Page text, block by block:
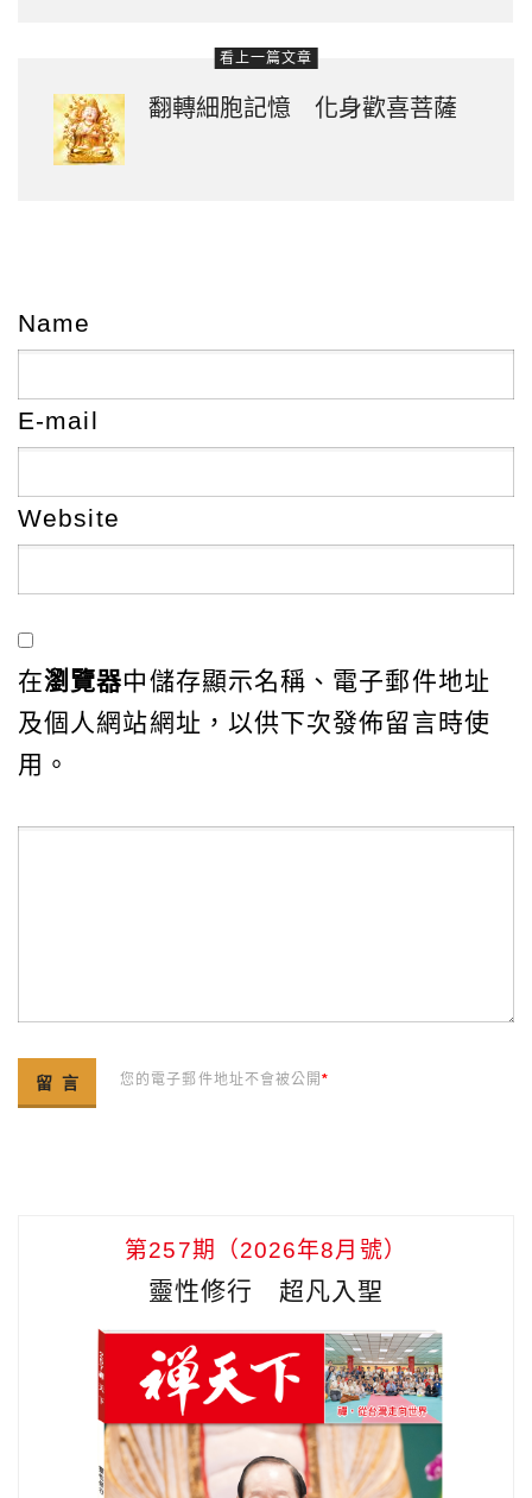
看上一篇文章
翻轉細胞記憶 化身歡喜菩薩
Name
E-mail
Website
在瀏覽器中儲存顯示名稱、電子郵件地址
及個人網站網址，以供下次發佈留言時使
用。
您的電子郵件地址不會被公開*
第257期（2026年8月號）
靈性修行 超凡入聖